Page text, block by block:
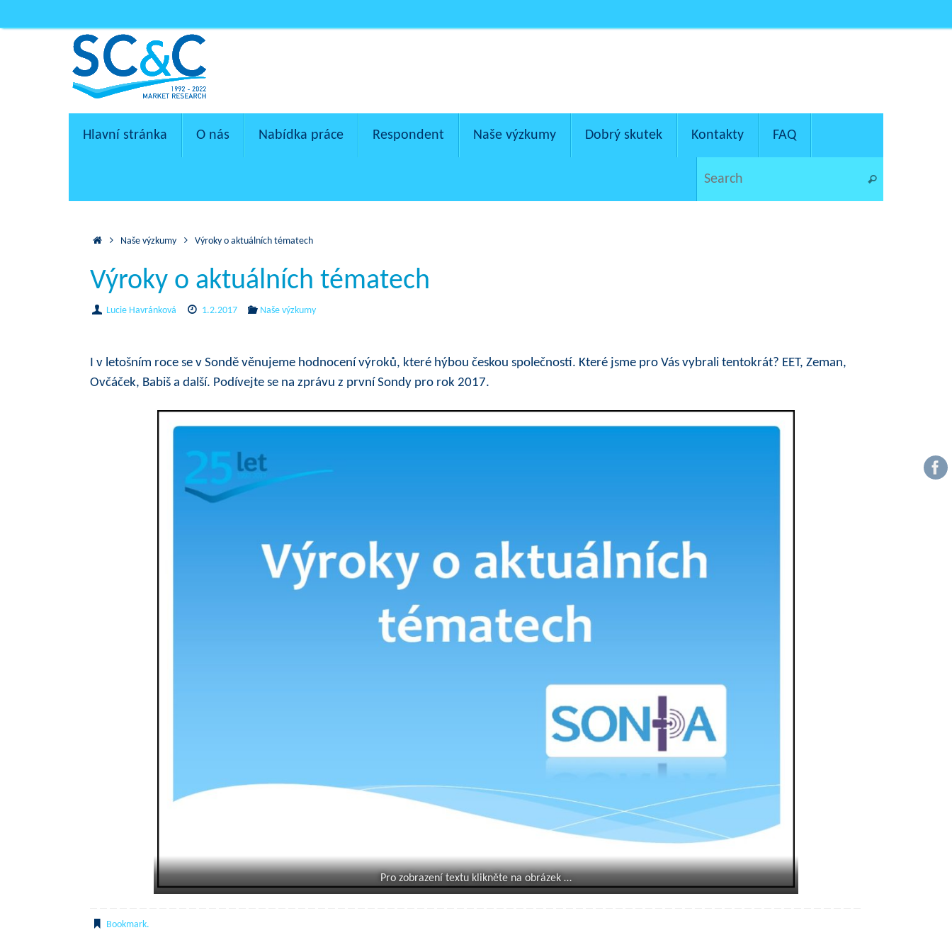
Hlavní stránka O nás Nabídka práce Respondent Naše výzkumy Dobrý skutek Kontakty FAQ
Search
HomeNaše výzkumy Výroky o aktuálních tématech
Výroky o aktuálních tématech
Lucie Havránková 1.2.2017 Naše výzkumy
I v letošním roce se v Sondě věnujeme hodnocení výroků, které hýbou českou společností. Které jsme pro Vás vybrali tentokrát? EET, Zeman,
Ovčáček, Babiš a další. Podívejte se na zprávu z první Sondy pro rok 2017.
Pro zobrazení textu klikněte na obrázek …
Bookmark.